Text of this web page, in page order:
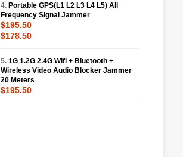
4. Portable GPS(L1 L2 L3 L4 L5) All
Frequency Signal Jammer
$195.50
$178.50
5. 1G 1.2G 2.4G Wifi + Bluetooth +
Wireless Video Audio Blocker Jammer
20 Meters
$195.50